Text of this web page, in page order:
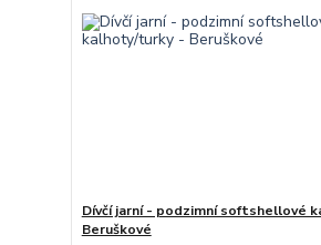
Dívčí jarní - podzimní softshellové
Beruškové